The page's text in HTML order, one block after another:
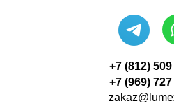
+7 (812)
+7 (969)